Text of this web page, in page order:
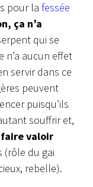
pour la fessée
ça n’a
qui se
n’a aucun effet
servir dans ce
peuvent
puisqu’ils
souffrir et,
faire valoir
(rôle du gai
rebelle).